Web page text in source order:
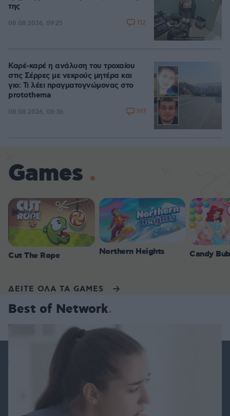
της
08.08.2026, 09:25 112
Καρέ-καρέ η ανάλυση του τροχαίου
στις Σέρρες με νεκρούς μητέρα και
γιο: Τι λέει πραγματογνώμονας στο
protothema
08.08.2026, 08:36 197
Games
Cut The Rope Northern Heights Candy
ΔΕΙΤΕ ΟΛΑ ΤΑ GAMES
Best of Network